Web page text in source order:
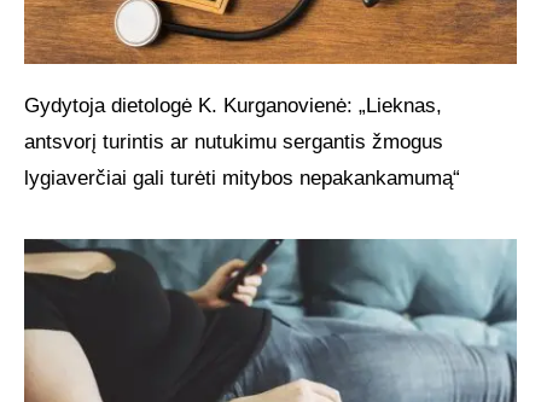
Gydytoja dietologė K. Kurganovienė: „Lieknas,
antsvorį turintis ar nutukimu sergantis žmogus
lygiaverčiai gali turėti mitybos nepakankamumą“